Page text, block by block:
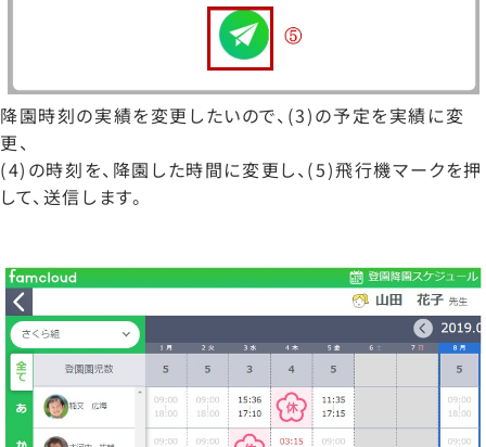
降園時刻の実績を変更したいので、(3)の予定を実績に変
更、
(4)の時刻を、降園した時間に変更し、(5)飛行機マークを押
して、送信します。